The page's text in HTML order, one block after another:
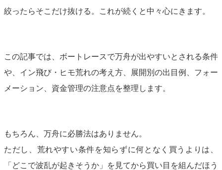
絞ったらそこだけ抜ける。これが続くと中々心にきます。
この記事では、ボートレースで万舟が出やすいとされる条件
や、イン飛び・ヒモ荒れの考え方、展開別の出目例、フォー
メーション、資金管理の注意点を整理します。
もちろん、万舟に必勝法はありません。
ただし、荒れやすい条件を知らずに何となく買うよりは、
「どこで波乱が起きそうか」を見てから買い目を組んだほう